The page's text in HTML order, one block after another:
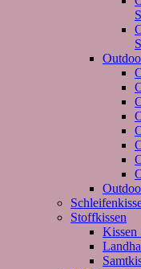
Stoffkissen
Kissen